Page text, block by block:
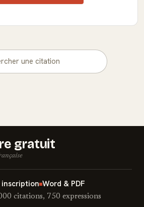
gratuit
inscription Word & PDF
citations, 750 expressions